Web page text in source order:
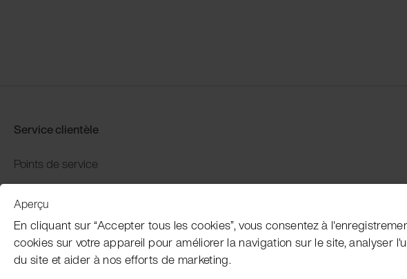
Service clientèle
Points de service
Distributors
Garantie et retour
Paiement et expédition
Aperçu
En cliquant sur “Accepter tous les cookies”, vous consentez à
cookies sur votre appareil pour améliorer la navigation sur le site, analyser
du site et aider à nos efforts de marketing.